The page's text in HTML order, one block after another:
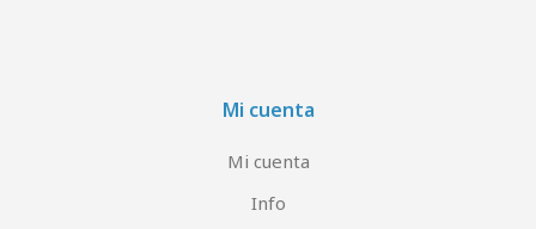
Mi cuenta
Mi cuenta
Info